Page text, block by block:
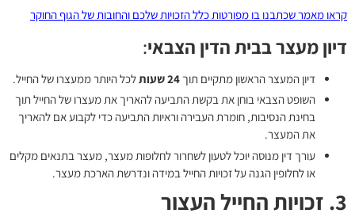
קראו מאמר שכתבנו בו מפורטות כלל הזכויות שלכם והחובות של הגוף החוקר
דיון מעצר בבית הדין הצבאי:
דיון המעצר הראשון מתקיים תוך 24שעותלכל היותר ממעצרו של החייל.
השופט הצבאי בוחן את בקשת התביעה להאריך את מעצרו של החייל תוך
בחינת הנסיבות, חומרת העבירה וראיות התביעה כדי לקבוע אם להאריך
את המעצר.
עורך דין מנוסה יוכל לטעון לשחרור לחלופות מעצר, מעצר בתנאים מקלים
או לחלופין הגנה על זכויות החייל במידה ונדרשת הארכת מעצר.
3. זכויות החייל העצור